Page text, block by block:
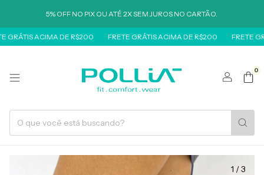
5% OFF NO PIX OU ATÉ 2X SEM JUROS NO CARTÃO.
ACIMA DE R$200 FRETE GRÁTIS ACIMA DE R$200 FRETE GRÁTIS
0
1 /3